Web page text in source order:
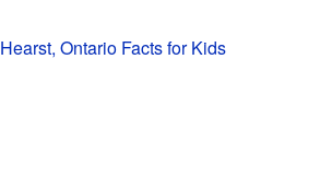
Hearst, Ontario Facts for Kids